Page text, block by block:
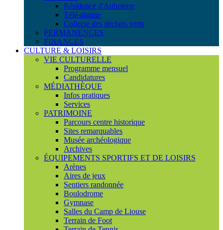
Résidence d'Aubeterre
Télé-alarme
Collecte des déchets verts
PERMANENCES
FINANCES
CULTURE & LOISIRS
VIE CULTURELLE
Programme mensuel
Candidatures
MÉDIATHÈQUE
Infos pratiques
Services
PATRIMOINE
Parcours centre historique
Sites remarquables
Musée archéologique
Archives
ÉQUIPEMENTS SPORTIFS ET DE LOISIRS
Arènes
Aires de jeux
Sentiers randonnée
Boulodrome
Gymnase
Salles du Camp de Liouse
Terrain de Foot